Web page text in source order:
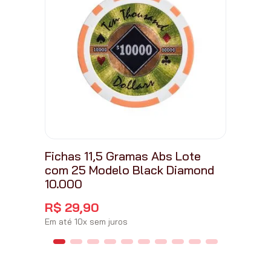
Fichas 11,5 Gramas Abs Lote
com 25 Modelo Black Diamond
10.000
R$ 29,90
Em até 10x sem juros